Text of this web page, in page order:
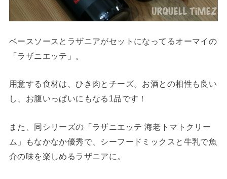
ベースソースとラザニアがセットになってるオーマイの
「ラザニエッテ」。
用意する食材は、ひき肉とチーズ。お酒との相性も良い
し、お腹いっぱいにもなる1品です！
また、同シリーズの「ラザニエッテ 海老トマトクリー
ム」もなかなか優秀で、シーフードミックスと牛乳で魚
介の味を楽しめるラザニアに。